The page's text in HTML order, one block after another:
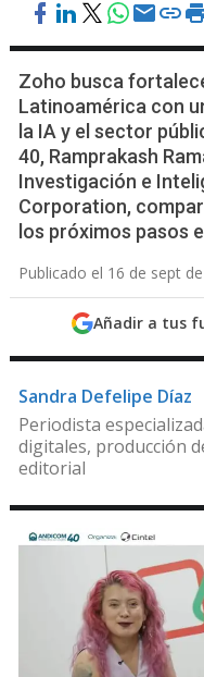
Zoho busca
Latinoamérica con
la IA y el sector
40, Ramprakash
Investigación e
Corporation,
los próximos pasos
Publicado el 16 de sept
Añadir a tus
Sandra Defelipe Díaz
Periodista
digitales, producción
editorial